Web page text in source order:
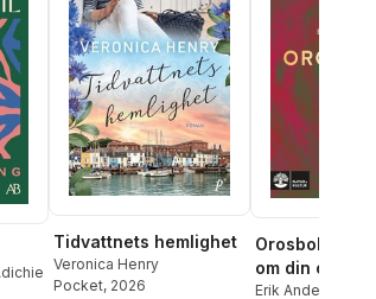
Tidvattnets hemlighet
Veronica Henry
Pocket, 2026
Orosboken :
om din oro i
Erik Andersson